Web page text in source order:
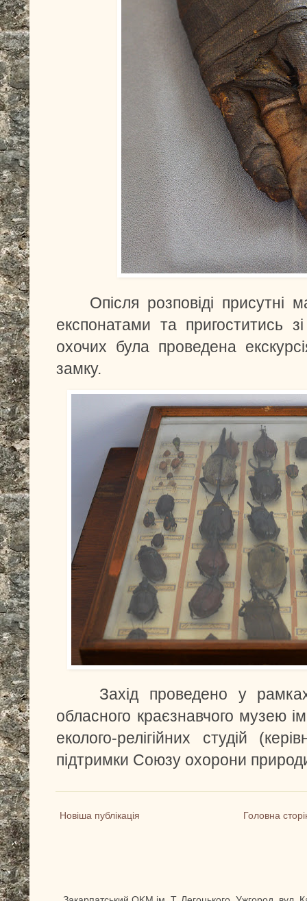
Опісля розповіді присутні
експонатами та пригоститись
охочих була проведена
замку.
Захід проведено у
обласного краєзнавчого музею
еколого-релігійних студій
підтримки Союзу охорони
Новіша публікація Головна